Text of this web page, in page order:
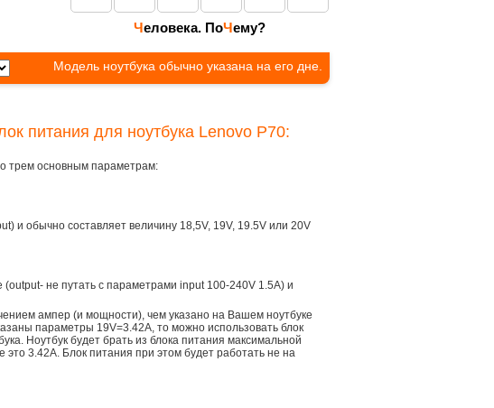
Человека. ПоЧему?
Модель ноутбука обычно указана на его дне.
питания для ноутбука Lenovo P70:
трем основным параметрам:
и обычно составляет величину 18,5V, 19V, 19.5V или 20V
не путать с параметрами input 100-240V 1.5A) и
ампер (и мощности), чем указано на Вашем ноутбуке
параметры 19V=3.42A, то можно использовать блок
Ноутбук будет брать из блока питания максимальной
3.42А. Блок питания при этом будет работать не на